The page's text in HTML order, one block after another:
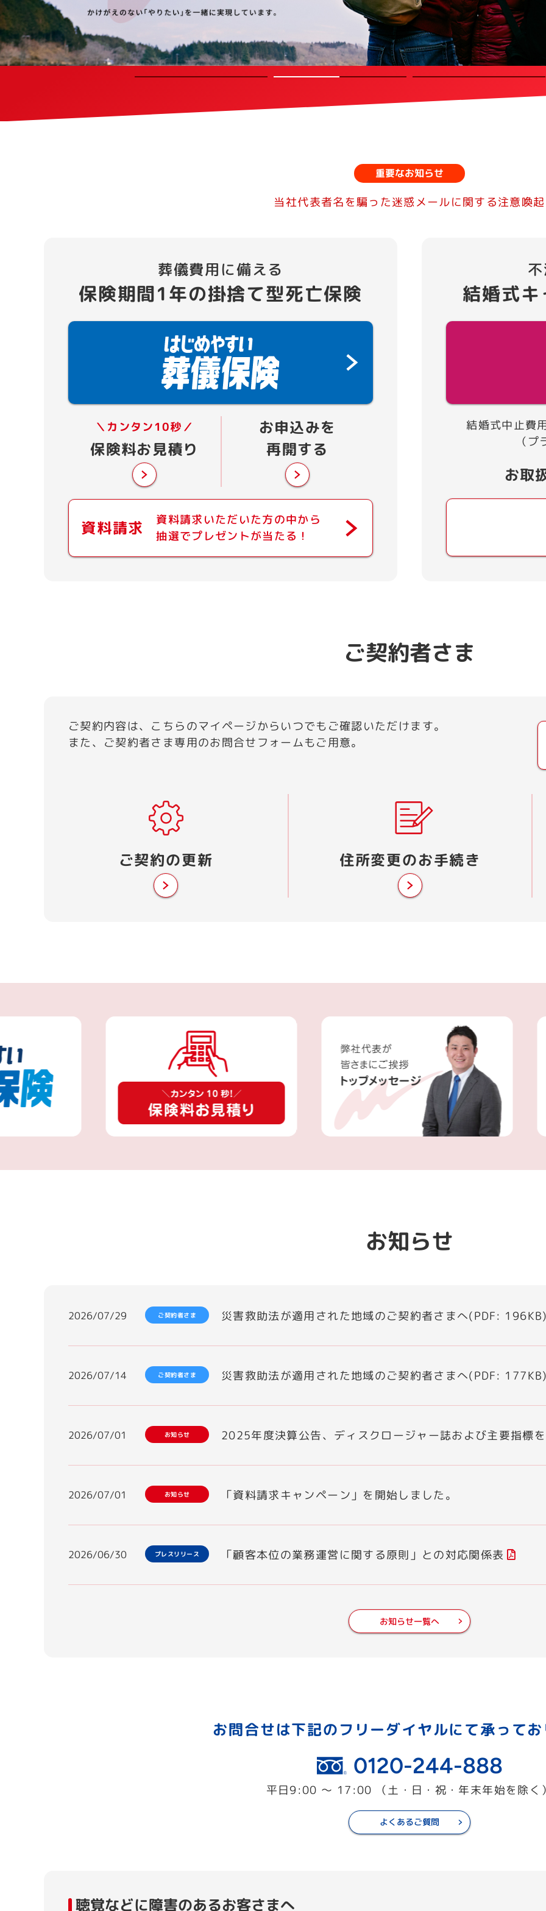
重要なお知らせ
当社代表者名を騙った迷惑メールに関する注意喚起
葬儀費用に備える
保険期間1年の掛捨て型死亡保険
＼カンタン10秒／
保険料お見積り
お申込みを
再開する
資料請求
資料請求いただいた方の中から
抽選でプレゼントが当たる！
結婚式
結婚式中止費
（
お取
ご契約者さま
ご契約内容は、こちらのマイページからいつでもご確認いただけます。
また、ご契約者さま専用のお問合せフォームもご用意。
ご契約の更新 住所変更のお手続き
お知らせ
2026/07/29 ご契約者さま 災害救助法が適用された地域のご契約者さまへ(PDF:
2026/07/14 ご契約者さま 災害救助法が適用された地域のご契約者さまへ(PDF:
2026/07/01 お知らせ 2025年度決算公告、ディスクロージャー誌および主要指標
2026/07/01 お知らせ 「資料請求キャンペーン」を開始しました。
2026/06/30 プレスリリース 「顧客本位の業務運営に関する原則」との対応関係表
お知らせ一覧へ
お問合せは下記のフリーダイヤルにて承って
0120-244-888
平日9:00 ～ 17:00 （土・日・祝・年末年始を除く
よくあるご質問
聴覚などに障害のあるお客さまへ